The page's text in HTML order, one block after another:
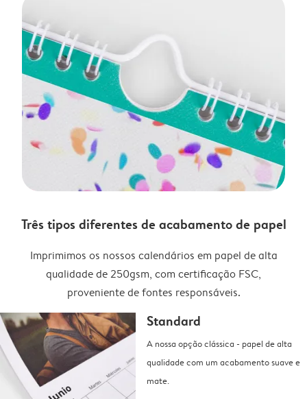
Três tipos diferentes de acabamento de papel
Imprimimos os nossos calendários em papel de alta
qualidade de 250gsm, com certificação FSC,
proveniente de fontes responsáveis.
Standard
A nossa opção clássica - papel de alta
qualidade com um acabamento suave e
mate.